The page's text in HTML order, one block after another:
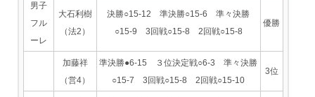
男子
フル
ーレ
大石利樹
（法2）
決勝○15-12 準決勝○15-6 準々決勝
○15-9 3回戦○15-8 2回戦○15-8
優勝
加藤祥
（営4）
準決勝●6-15 ３位決定戦○6-3 準々決勝
○15-7 3回戦○15-8 2回戦○15-10
3位